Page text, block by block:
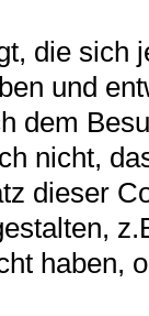
die sich
und
dem
nicht,
dieser
haben,